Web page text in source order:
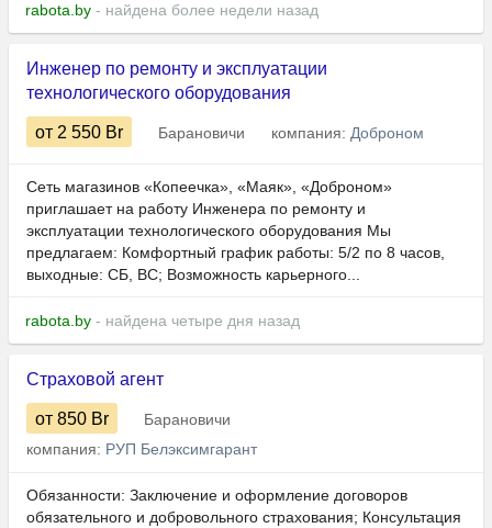
rabota.by - найдена более недели назад
Инженер по ремонту и эксплуатации
технологического оборудования
от 2 550 Br Барановичи компания: Доброном
Сеть магазинов «Копеечка», «Маяк», «Доброном»
приглашает на работу Инженера по ремонту и
эксплуатации технологического оборудования Мы
предлагаем: Комфортный график работы: 5/2 по 8 часов,
выходные: СБ, ВС; Возможность карьерного...
rabota.by - найдена четыре дня назад
Страховой агент
от 850 Br
Барановичи
компания: РУП Белэксимгарант
Обязанности: Заключение и оформление договоров
обязательного и добровольного страхования; Консультация